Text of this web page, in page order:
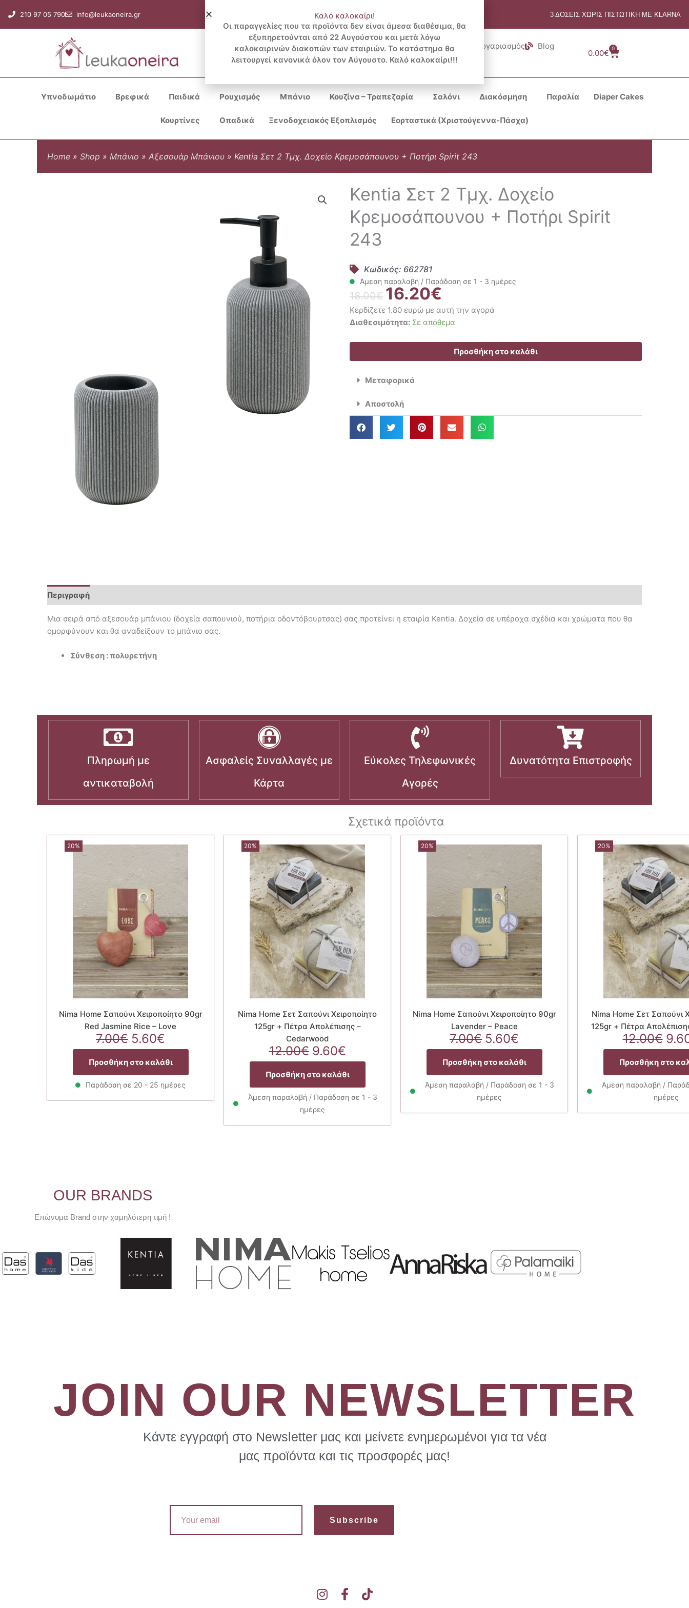
στο
περιεχόμενο
210 97 05 790 info@leukaoneira.gr 3 ΔΟΣΕΙΣ ΧΩΡΙΣ ΠΙΣΤΩΤΙΚΗ ΜΕ KLARNA
Search
...
Λογαριασμός Blog
0.00€
0
Cart
Υπνοδωμάτιο Βρεφικά Παιδικά Ρουχισμός Μπάνιο Κουζίνα – Τραπεζαρία Σαλόνι Διακόσμηση Παραλία Diaper Cakes
Κουρτίνες Οπαδικά Ξενοδοχειακός Εξοπλισμός Εορταστικά (Χριστούγεννα-Πάσχα)
Home » Shop » Μπάνιο » Αξεσουάρ Μπάνιου » Kentia Σετ 2 Τμχ. Δοχείο Κρεμοσάπουνου + Ποτήρι Spirit 243
Kentia Σετ 2 Τμχ. Δοχείο
Κρεμοσάπουνου + Ποτήρι Spirit
243
Κωδικός: 662781
Άμεση παραλαβή / Παράδοση σε 1 - 3 ημέρες
18.00€ Original
price
was:
18.00€.
16.20€
τρέχουσα
τιμή
είναι:
16.20€.
Κερδίζετε 1.80 ευρώ με αυτή την αγορά
Διαθεσιμότητα: Σε απόθεμα
Kentia
2
Τμχ.
Κρεμοσάπουνου
+
Ποτήρι
243
Προσθήκη στο καλάθι
Μεταφορικά
Αποστολή
Περιγραφή
Μια σειρά από αξεσουάρ μπάνιου (δοχεία σαπουνιού, ποτήρια οδοντόβουρτσας) σας προτείνει η εταιρία Kentia. Δοχεία σε υπέροχα σχέδια και χρώματα που θα
ομορφύνουν και θα αναδείξουν το μπάνιο σας.
Σύνθεση : πολυρετήνη
Πληρωμή με
αντικαταβολή
Ασφαλείς Συναλλαγές με
Κάρτα
Εύκολες Τηλεφωνικές
Αγορές
Δυνατότητα Επιστροφής
Σχετικά προϊόντα
20%
Nima Home Σαπούνι Χειροποίητο 90gr
Red Jasmine Rice – Love
7.00€ Original
price
was:
7.00€.
5.60€
τρέχουσα
τιμή
είναι:
5.60€.
Προσθήκη στο καλάθι
Παράδοση σε 20 - 25 ημέρες
20%
Nima Home Σετ Σαπούνι Χειροποίητο
125gr + Πέτρα Απολέπισης –
Cedarwood
12.00€ Original
price
was:
12.00€.
9.60€Η
τρέχουσα
τιμή
είναι:
9.60€.
Προσθήκη στο καλάθι
Άμεση παραλαβή / Παράδοση σε 1 - 3
ημέρες
20%
Nima Home Σαπούνι Χειροποίητο 90gr
Lavender – Peace
7.00€ Original
price
was:
7.00€.
5.60€
τρέχουσα
τιμή
είναι:
5.60€.
Προσθήκη στο καλάθι
Άμεση παραλαβή / Παράδοση σε 1 - 3
ημέρες
20%
Nima Home Σετ Σαπούνι
125gr + Πέτρα
12.00€
Προσθήκη στο
Άμεση παραλαβή /
ημέρες
OUR BRANDS
Επώνυμα Brand στην χαμηλότερη τιμή !
JOIN OUR NEWSLETTER
Κάντε εγγραφή στο Newsletter μας και μείνετε ενημερωμένοι για τα νέα
μας προϊόντα και τις προσφορές μας!
Subscribe
I
F
T
Καλό καλοκαίρι!
Οι παραγγελίες που τα προϊόντα δεν είναι άμεσα διαθέσιμα, θα
εξυπηρετούνται από 22 Αυγούστου και μετά λόγω
καλοκαιρινών διακοπών των εταιριών. Το κατάστημα θα
λειτουργεί κανονικά όλον τον Αύγουστο. Καλό καλοκαίρι!!!